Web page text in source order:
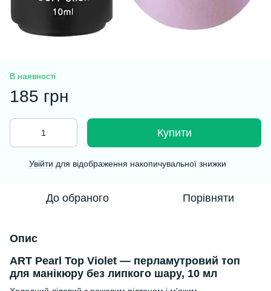
В наявності
185 грн
Купити
Увійти для відображення накопичувальної знижки
До обраного Порівняти
Опис
ART Pearl Top Violet — перламутровий топ
для манікюру без липкого шару, 10 мл